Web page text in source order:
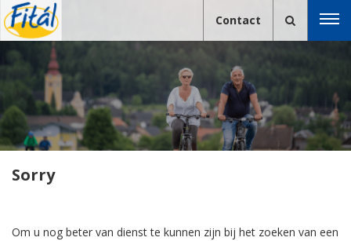
Contact
Sorry
Om u nog beter van dienst te kunnen zijn bij het zoeken van een